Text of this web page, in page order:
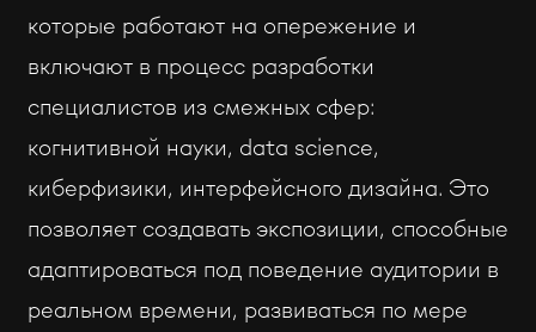
которые работают на опережение и
включают в процесс разработки
специалистов из смежных сфер:
когнитивной науки, data science,
киберфизики, интерфейсного дизайна. Это
позволяет создавать экспозиции, способные
адаптироваться под поведение аудитории в
реальном времени, развиваться по мере